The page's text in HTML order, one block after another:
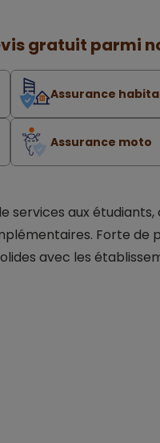
gratuit parmi
Assurance
Assurance moto
services aux
Forte de
avec les